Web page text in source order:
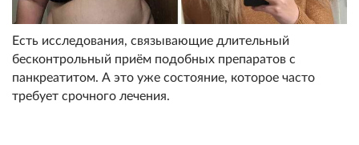
Есть исследования, связывающие длительный
бесконтрольный приём подобных препаратов с
панкреатитом. А это уже состояние, которое часто
требует срочного лечения.